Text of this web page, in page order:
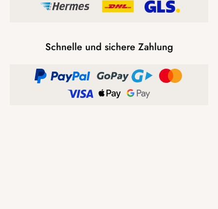
Schnelle und sichere Zahlung